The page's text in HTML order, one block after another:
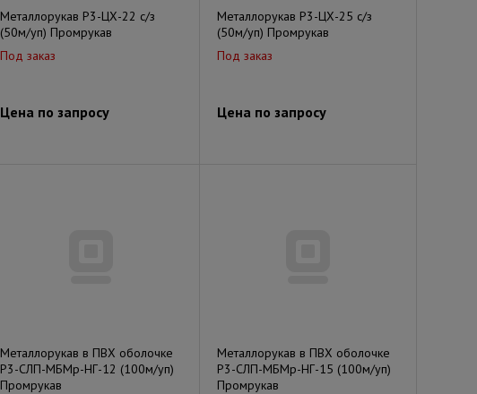
Металлорукав Р3-ЦХ-22 с/з
(50м/уп) Промрукав
Под заказ
Цена по запросу
Металлорукав Р3-ЦХ-25 с/з
(50м/уп) Промрукав
Под заказ
Цена по запросу
Металлорукав в ПВХ оболочке
Р3-СЛП-МБМр-НГ-12 (100м/уп)
Промрукав
Металлорукав в ПВХ оболочке
Р3-СЛП-МБМр-НГ-15 (100м/уп)
Промрукав